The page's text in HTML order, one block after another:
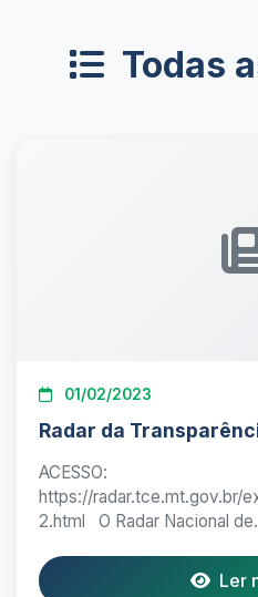
Todas
01/02/2023
Radar da
ACESSO:
https://radar.tce.mt.gov.br/
2.html O Radar Nacional
Ler